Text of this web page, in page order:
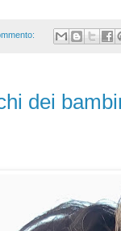
dei